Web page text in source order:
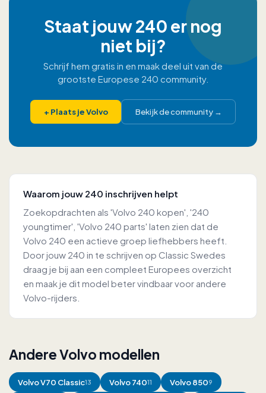
Staat jouw 240 er nog
niet bij?
Schrijf hem gratis in en maak deel uit van de
grootste Europese 240 community.
+ Plaats je Volvo Bekijk de community→
Waarom jouw 240 inschrijven helpt
Zoekopdrachten als 'Volvo 240 kopen', '240
youngtimer', 'Volvo 240 parts' laten zien dat de
Volvo 240 een actieve groep liefhebbers heeft.
Door jouw 240 in te schrijven op Classic Swedes
draag je bij aan een compleet Europees overzicht
en maak je dit model beter vindbaar voor andere
Volvo-rijders.
Andere Volvo modellen
VolvoV70 Classic13 Volvo74011 Volvo8509